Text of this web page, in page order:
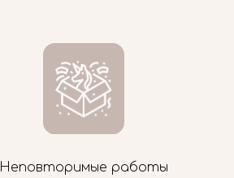
Неповторимые работы